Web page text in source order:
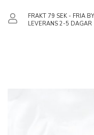
FRAKT 79 SEK - FRIA
LEVERANS 2-5 DAGAR